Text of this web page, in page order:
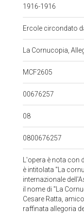
1916-1916
Ercole circondato
La Cornucopia,
MCF2605
00676257
08
0800676257
L'opera è nota
è intitolata "La
internazionale
il nome di "La
Cesare Ratta,
raffinata allegoria